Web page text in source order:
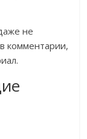
не
комментарии,